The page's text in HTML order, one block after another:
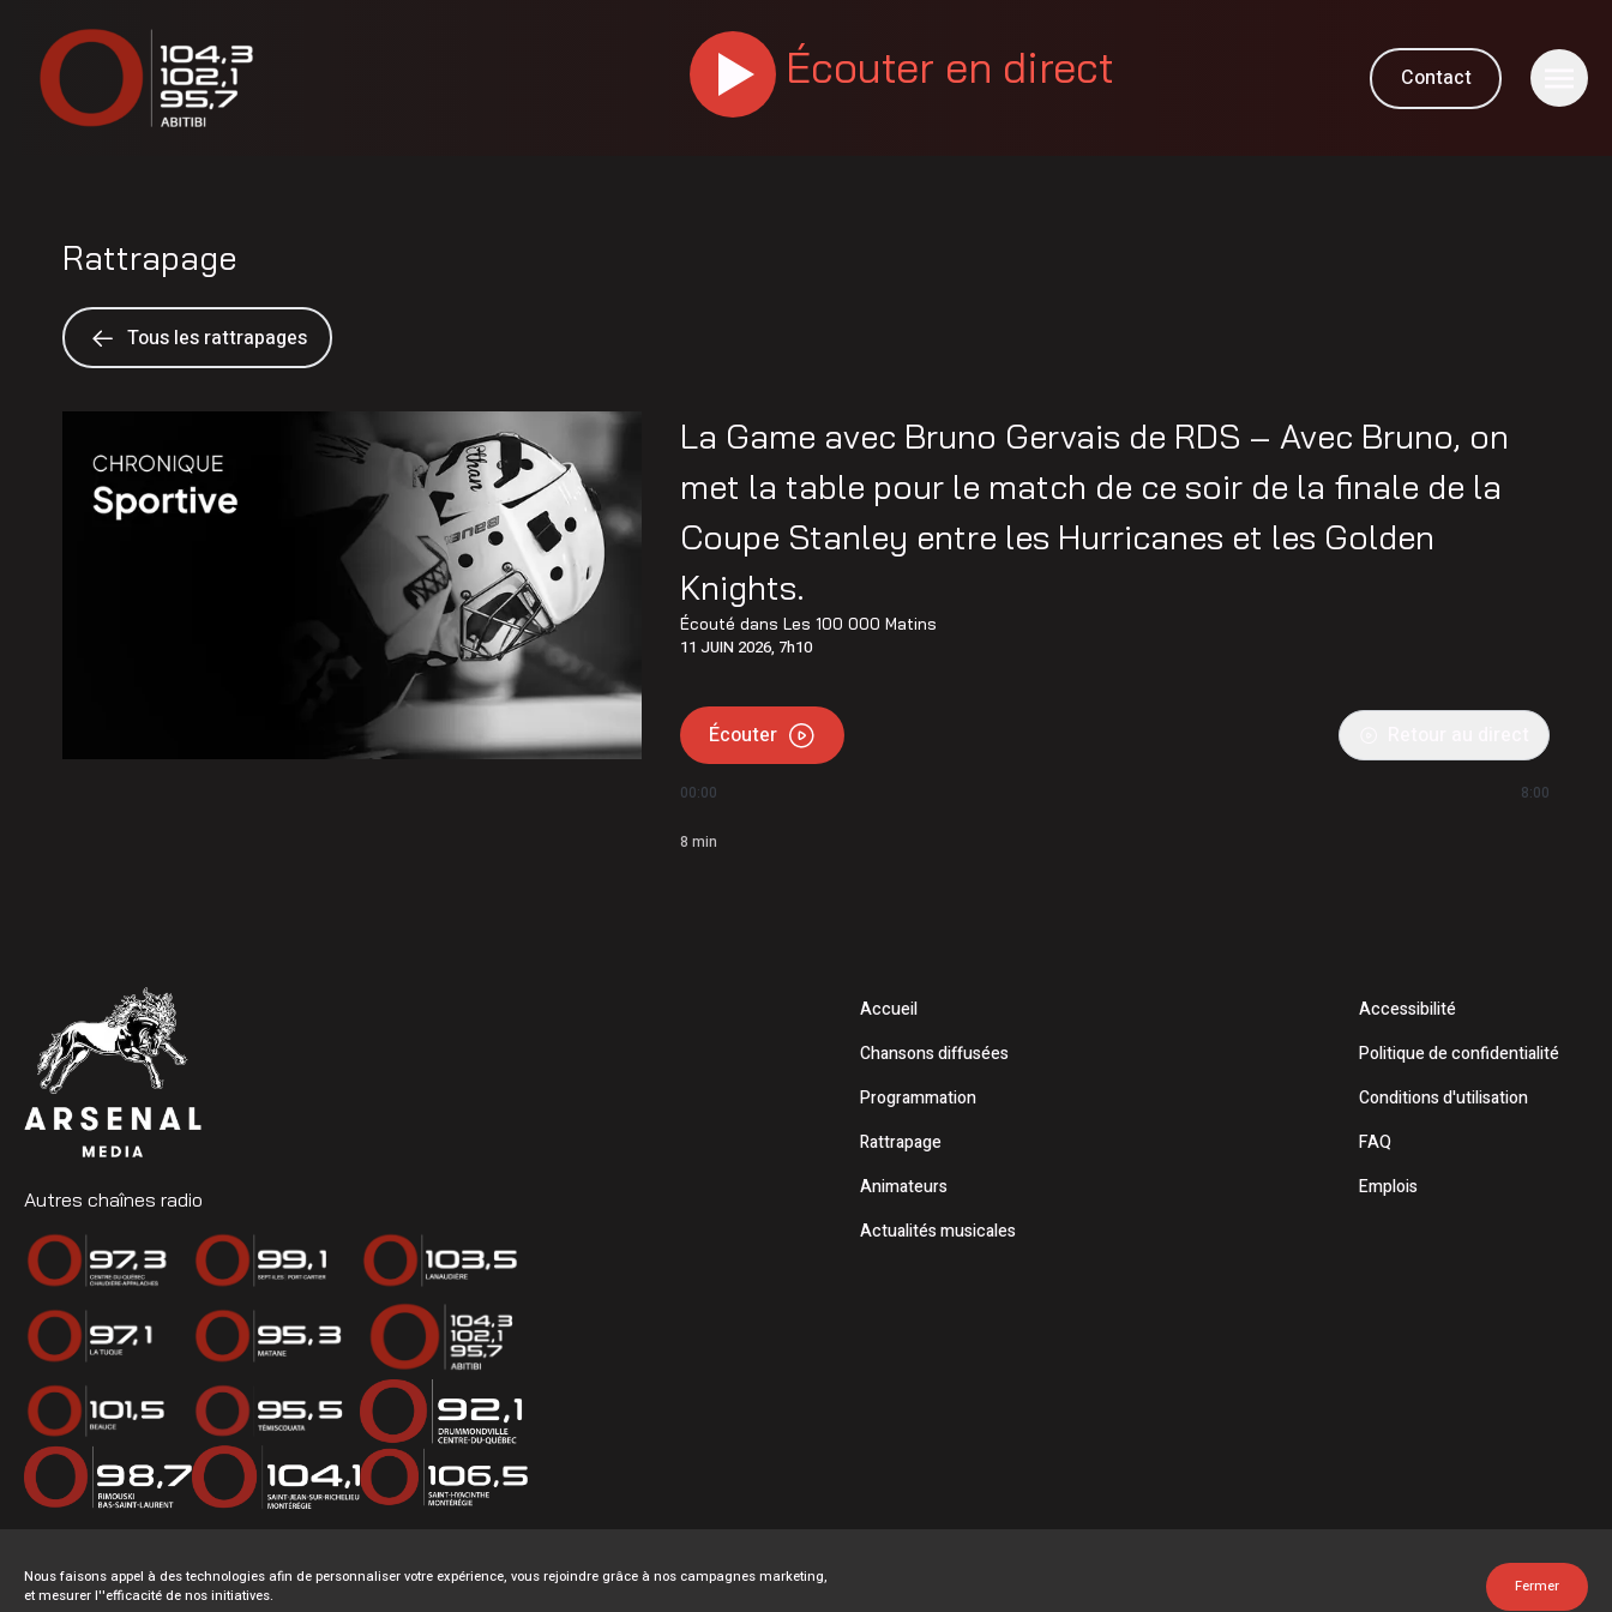
Écouter en direct Contact
Rattrapage
Tous les rattrapages
La Game avec Bruno Gervais de RDS – Avec Bruno, on
met la table pour le match de ce soir de la finale de la
Coupe Stanley entre les Hurricanes et les Golden
Knights.
Écouté dansLes 100 000 Matins
11 JUIN 2026, 7h10
Écouter
00:00 8:00
8 min
Autres chaînes radio
Accueil
Chansons diffusées
Programmation
Rattrapage
Animateurs
Actualités musicales
Accessibilité
Politique de confidentialité
Conditions d'utilisation
FAQ
Emplois
Nous faisons appel à des technologies afin de personnaliser votre expérience, vous rejoindre grâce à nos campagnes marketing,
et mesurer l''efficacité de nos initiatives.
Fermer